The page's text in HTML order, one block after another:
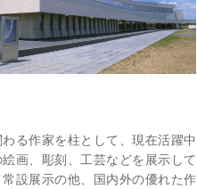
る作家を柱として、現在活躍中
画、彫刻、工芸などを展示して
設展示の他、国内外の優れた作